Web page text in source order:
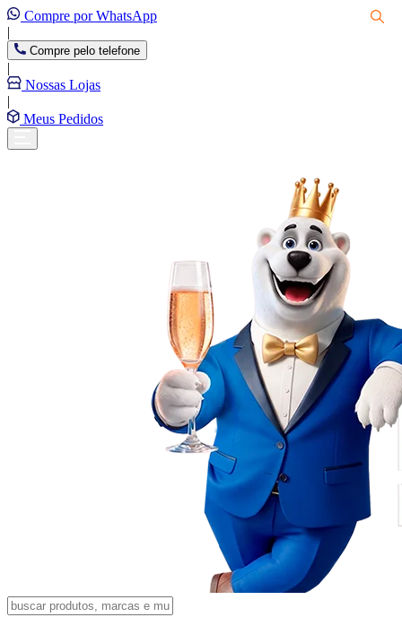
Compre por WhatsApp
|
Compre pelo telefone
|
Nossas Lojas
|
Meus Pedidos